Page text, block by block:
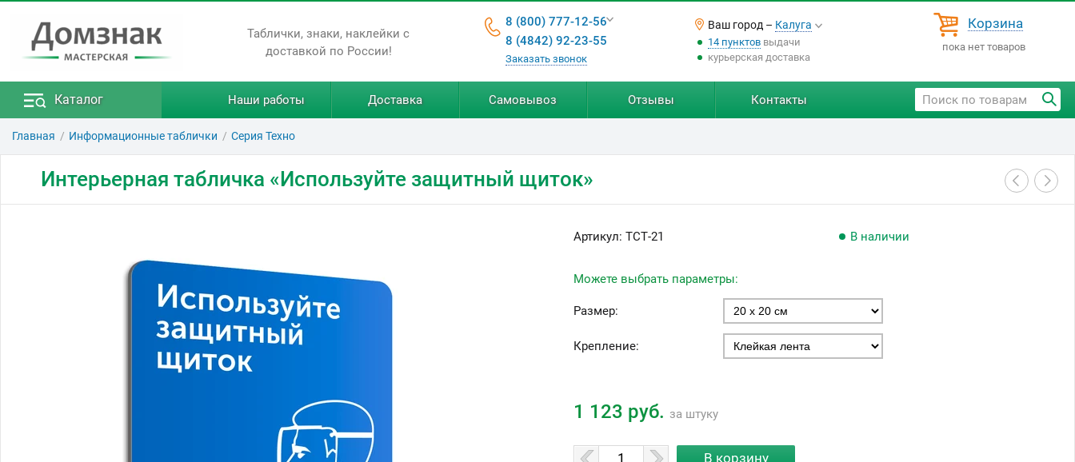
Таблички, знаки, наклейки с
доставкой по России!
8 (800) 777-12-56
8 (4842) 92-23-55
Заказать звонок
Ваш город – Калуга
14 пунктоввыдачи
курьерская доставка
Корзина
пока нет товаров
Каталог Наши работы Доставка Самовывоз Отзывы Контакты
Главная Информационные таблички Серия Техно
Интерьерная табличка «Используйте защитный щиток»
Артикул: ТСТ-21 В наличии
Можете выбрать параметры:
Размер:
Крепление:
1 123 руб. за штуку